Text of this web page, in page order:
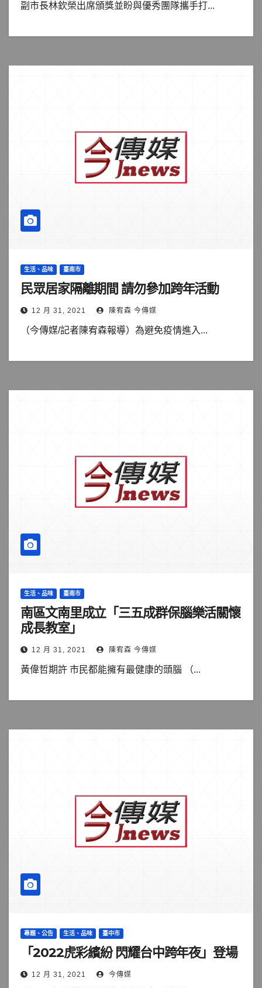
副市長林欽榮出席頒獎並盼與優秀團隊攜手打...
生活、品味 臺南市
民眾居家隔離期間 請勿參加跨年活動
12 月 31, 2021 陳宥森 今傳媒
（今傳媒/記者陳宥森報導）為避免疫情進入...
生活、品味 臺南市
南區文南里成立「三五成群保腦樂活關懷
成長教室」
12 月 31, 2021 陳宥森 今傳媒
黃偉哲期許 市民都能擁有最健康的頭腦 （...
專題、公告 生活、品味 臺中市
「2022虎彩繽紛 閃耀台中跨年夜」登場
12 月 31, 2021 今傳媒